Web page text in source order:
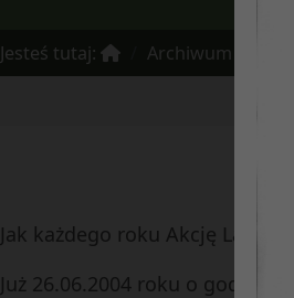
Jesteś tutaj: Archiwum
Jak każdego roku Akcję Lato
Już 26.06.2004 roku o godz.